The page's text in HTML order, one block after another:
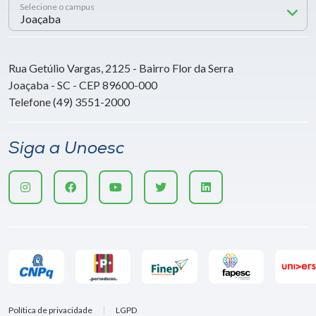
Selecione o campus
Rua Getúlio Vargas, 2125 - Bairro Flor da Serra
Joaçaba - SC - CEP 89600-000
Telefone (49) 3551-2000
Siga a Unoesc
Política de privacidade LGPD